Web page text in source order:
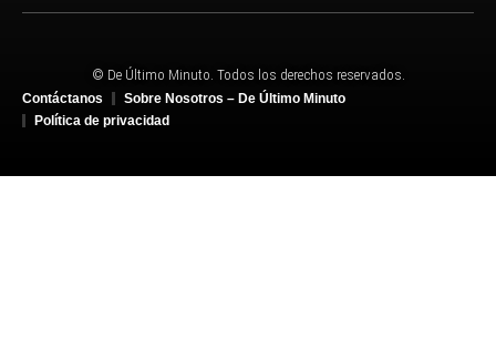
© De Último Minuto. Todos los derechos reservados.
Contáctanos
Sobre Nosotros – De Último Minuto
Política de privacidad